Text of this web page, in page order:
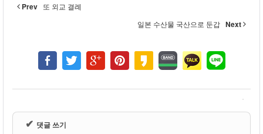
Prev 또 외교 결례
일본 수산물 국산으로 둔갑 Next
✔ 댓글 쓰기